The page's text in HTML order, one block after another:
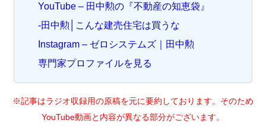
YouTube – 田中勲の『不動産の知恵袋』
-田中勲│こんな建売住宅は買うな
Instagram – ゼロシステムズ｜田中勲
専門家プロファイルを見る
※記事はラジオ収録用の原稿を元に要約しております。そのため
YouTube動画と内容が異なる部分がございます。